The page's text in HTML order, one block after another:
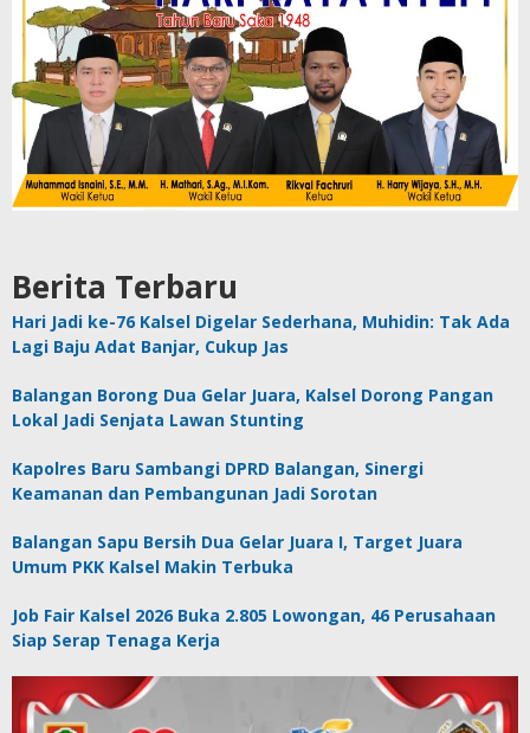
Berita Terbaru
Hari Jadi ke-76 Kalsel Digelar Sederhana, Muhidin: Tak Ada
Lagi Baju Adat Banjar, Cukup Jas
Balangan Borong Dua Gelar Juara, Kalsel Dorong Pangan
Lokal Jadi Senjata Lawan Stunting
Kapolres Baru Sambangi DPRD Balangan, Sinergi
Keamanan dan Pembangunan Jadi Sorotan
Balangan Sapu Bersih Dua Gelar Juara I, Target Juara
Umum PKK Kalsel Makin Terbuka
Job Fair Kalsel 2026 Buka 2.805 Lowongan, 46 Perusahaan
Siap Serap Tenaga Kerja